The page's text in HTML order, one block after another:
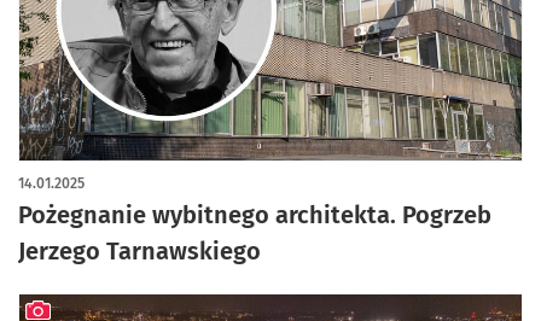
Pożegnanie wybitnego architekta. Pogrzeb
Jerzego Tarnawskiego
14.01.2025